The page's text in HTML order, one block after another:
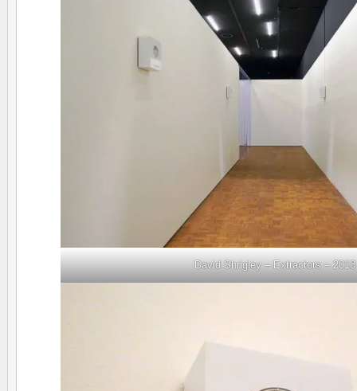
David Shrigley – Extractors – 2018